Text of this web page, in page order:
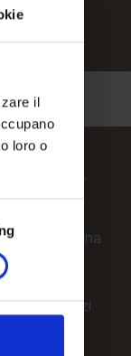
il
loro o
INDICA
ciascuna
su
con
jacuzzi